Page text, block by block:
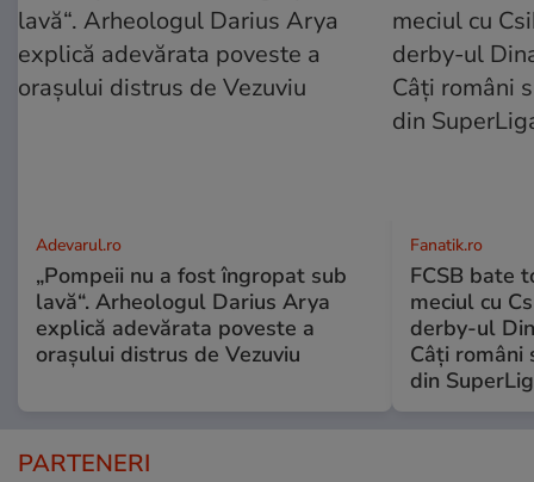
Adevarul.ro
„Pompeii nu a fost îngropat sub
lavă“. Arheologul Darius Arya
explică adevărata poveste a
orașului distrus de Vezuviu
Fanatik.ro
FCSB bate
meciul cu
derby-ul
Câți
din
PARTENERI